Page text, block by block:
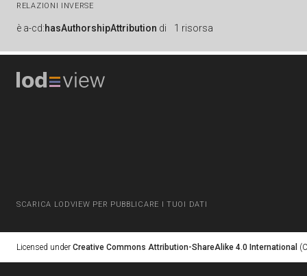
RELAZIONI INVERSE
è a-cd:hasAuthorshipAttribution di 1 risorsa
SCARICA LODVIEW PER PUBBLICARE I TUOI DATI
Licensed under Creative Commons Attribution-ShareAlike 4.0 International